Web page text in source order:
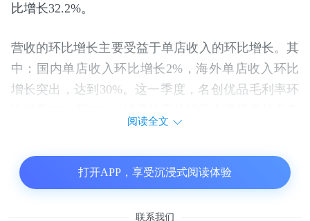
比增长32.2%。
营收的环比增长主要受益于单店收入的环比增长。其
中：国内单店收入环比增长2%，海外单店收入环比
增长突出，达到30%。这一季度，名创优品毛利率环
2020年下半年，名创优品加大海外市场的扩张速度，
先后在加拿大、美国、法国等多国开设新店铺。
阅读全文
打开APP，享受沉浸式阅读体验
联系我们